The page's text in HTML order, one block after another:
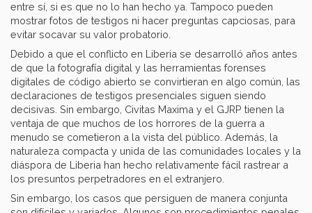
entre sí, si es que no lo han hecho ya. Tampoco pueden
mostrar fotos de testigos ni hacer preguntas capciosas, para
evitar socavar su valor probatorio.
Debido a que el conflicto en Liberia se desarrolló años antes
de que la fotografía digital y las herramientas forenses
digitales de código abierto se convirtieran en algo común, las
declaraciones de testigos presenciales siguen siendo
decisivas. Sin embargo, Civitas Maxima y el GJRP tienen la
ventaja de que muchos de los horrores de la guerra a
menudo se cometieron a la vista del público. Además, la
naturaleza compacta y unida de las comunidades locales y la
diáspora de Liberia han hecho relativamente fácil rastrear a
los presuntos perpetradores en el extranjero.
Sin embargo, los casos que persiguen de manera conjunta